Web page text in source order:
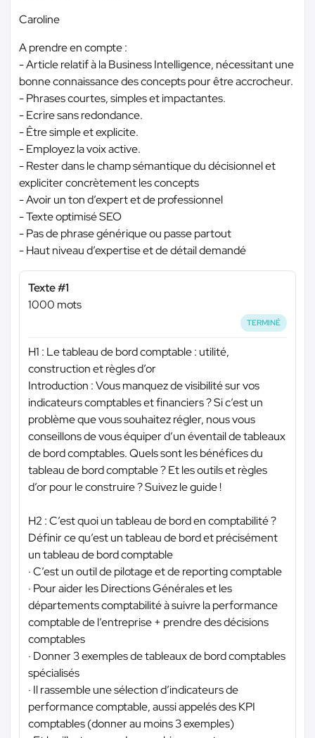
Caroline
A prendre en compte :
- Article relatif à la Business Intelligence, nécessitant une
bonne connaissance des concepts pour être accrocheur.
- Phrases courtes, simples et impactantes.
- Ecrire sans redondance.
- Être simple et explicite.
- Employez la voix active.
- Rester dans le champ sémantique du décisionnel et
expliciter concrètement les concepts
- Avoir un ton d’expert et de professionnel
- Texte optimisé SEO
- Pas de phrase générique ou passe partout
- Haut niveau d’expertise et de détail demandé
Texte #1
1000 mots
TERMINÉ
H1 : Le tableau de bord comptable : utilité,
construction et règles d’or
Introduction : Vous manquez de visibilité sur vos
indicateurs comptables et financiers ? Si c’est un
problème que vous souhaitez régler, nous vous
conseillons de vous équiper d’un éventail de tableaux
de bord comptables. Quels sont les bénéfices du
tableau de bord comptable ? Et les outils et règles
d’or pour le construire ? Suivez le guide !
H2 : C’est quoi un tableau de bord en comptabilité ?
Définir ce qu’est un tableau de bord et précisément
un tableau de bord comptable
· C’est un outil de pilotage et de reporting comptable
· Pour aider les Directions Générales et les
départements comptabilité à suivre la performance
comptable de l’entreprise + prendre des décisions
comptables
· Donner 3 exemples de tableaux de bord comptables
spécialisés
· Il rassemble une sélection d’indicateurs de
performance comptable, aussi appelés des KPI
comptables (donner au moins 3 exemples)